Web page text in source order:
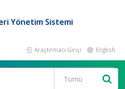
Yönetim Sistemi
Araştırmacı Girişi English